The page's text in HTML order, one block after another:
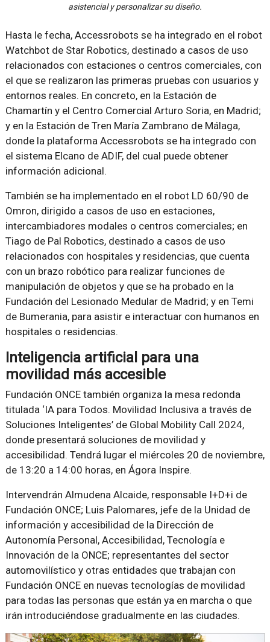
asistencial y personalizar su diseño.
Hasta le fecha, Accessrobots se ha integrado en el robot
Watchbot de Star Robotics, destinado a casos de uso
relacionados con estaciones o centros comerciales, con
el que se realizaron las primeras pruebas con usuarios y
entornos reales. En concreto, en la Estación de
Chamartín y el Centro Comercial Arturo Soria, en Madrid;
y en la Estación de Tren María Zambrano de Málaga,
donde la plataforma Accessrobots se ha integrado con
el sistema Elcano de ADIF, del cual puede obtener
información adicional.
También se ha implementado en el robot LD 60/90 de
Omron, dirigido a casos de uso en estaciones,
intercambiadores modales o centros comerciales; en
Tiago de Pal Robotics, destinado a casos de uso
relacionados con hospitales y residencias, que cuenta
con un brazo robótico para realizar funciones de
manipulación de objetos y que se ha probado en la
Fundación del Lesionado Medular de Madrid; y en Temi
de Bumerania, para asistir e interactuar con humanos en
hospitales o residencias.
Inteligencia artificial para una
movilidad más accesible
Fundación ONCE también organiza la mesa redonda
titulada ‘IA para Todos. Movilidad Inclusiva a través de
Soluciones Inteligentes’ de Global Mobility Call 2024,
donde presentará soluciones de movilidad y
accesibilidad. Tendrá lugar el miércoles 20 de noviembre,
de 13:20 a 14:00 horas, en Ágora Inspire.
Intervendrán Almudena Alcaide, responsable I+D+i de
Fundación ONCE; Luis Palomares, jefe de la Unidad de
información y accesibilidad de la Dirección de
Autonomía Personal, Accesibilidad, Tecnología e
Innovación de la ONCE; representantes del sector
automovilístico y otras entidades que trabajan con
Fundación ONCE en nuevas tecnologías de movilidad
para todas las personas que están ya en marcha o que
irán introduciéndose gradualmente en las ciudades.